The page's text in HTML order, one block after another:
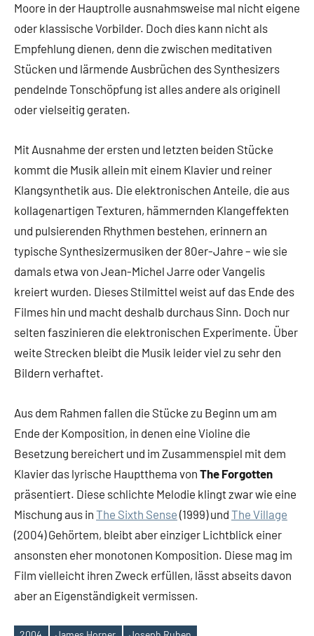
Moore in der Hauptrolle ausnahmsweise mal nicht eigene
oder klassische Vorbilder. Doch dies kann nicht als
Empfehlung dienen, denn die zwischen meditativen
Stücken und lärmende Ausbrüchen des Synthesizers
pendelnde Tonschöpfung ist alles andere als originell
oder vielseitig geraten.
Mit Ausnahme der ersten und letzten beiden Stücke
kommt die Musik allein mit einem Klavier und reiner
Klangsynthetik aus. Die elektronischen Anteile, die aus
kollagenartigen Texturen, hämmernden Klangeffekten
und pulsierenden Rhythmen bestehen, erinnern an
typische Synthesizermusiken der 80er-Jahre – wie sie
damals etwa von Jean-Michel Jarre oder Vangelis
kreiert wurden. Dieses Stilmittel weist auf das Ende des
Filmes hin und macht deshalb durchaus Sinn. Doch nur
selten faszinieren die elektronischen Experimente. Über
weite Strecken bleibt die Musik leider viel zu sehr den
Bildern verhaftet.
Aus dem Rahmen fallen die Stücke zu Beginn um am
Ende der Komposition, in denen eine Violine die
Besetzung bereichert und im Zusammenspiel mit dem
Klavier das lyrische Hauptthema von The Forgotten
präsentiert. Diese schlichte Melodie klingt zwar wie eine
Mischung aus in The Sixth Sense (1999) und The Village
(2004) Gehörtem, bleibt aber einziger Lichtblick einer
ansonsten eher monotonen Komposition. Diese mag im
Film vielleicht ihren Zweck erfüllen, lässt abseits davon
aber an Eigenständigkeit vermissen.